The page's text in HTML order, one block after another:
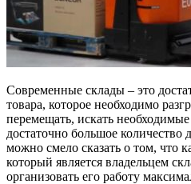
Современные склады – это
товара, которое необходимо
перемещать, искать
достаточно большое количество
можно смело сказать о том, что
который является владельцем
организовать его работу